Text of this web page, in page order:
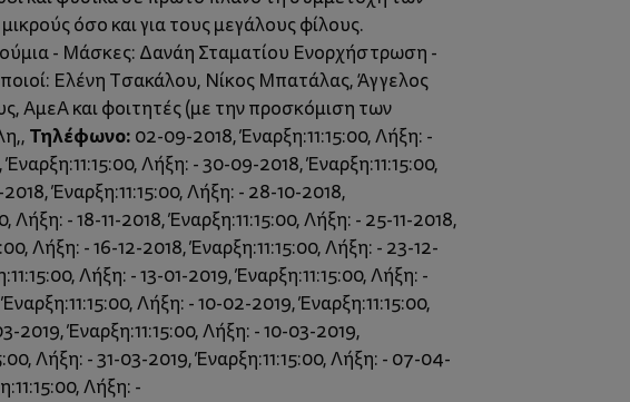
όσο και για τους μεγάλους φίλους.
- Μάσκες: Δανάη Σταματίου Ενορχήστρωση -
Ελένη Τσακάλου, Νίκος Μπατάλας, Άγγελος
ΑμεΑ και φοιτητές (με την προσκόμιση των
Τηλέφωνο: 02-09-2018, Έναρξη:11:15:00, Λήξη: -
Λήξη: - 30-09-2018, Έναρξη:11:15:00,
Έναρξη:11:15:00, Λήξη: - 28-10-2018,
Λήξη: - 18-11-2018, Έναρξη:11:15:00, Λήξη: - 25-11-2018,
Λήξη: - 16-12-2018, Έναρξη:11:15:00, Λήξη: - 23-12-
Λήξη: - 13-01-2019, Έναρξη:11:15:00, Λήξη: -
Λήξη: - 10-02-2019, Έναρξη:11:15:00,
2019, Έναρξη:11:15:00, Λήξη: - 10-03-2019,
Λήξη: - 31-03-2019, Έναρξη:11:15:00, Λήξη: - 07-04-
Λήξη: -